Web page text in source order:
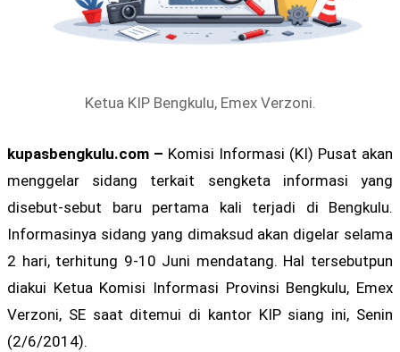
Ketua KIP Bengkulu, Emex Verzoni.
kupasbengkulu.com – Komisi Informasi (KI) Pusat akan
menggelar sidang terkait sengketa informasi yang
disebut-sebut baru pertama kali terjadi di Bengkulu.
Informasinya sidang yang dimaksud akan digelar selama
2 hari, terhitung 9-10 Juni mendatang. Hal tersebutpun
diakui Ketua Komisi Informasi Provinsi Bengkulu, Emex
Verzoni, SE saat ditemui di kantor KIP siang ini, Senin
(2/6/2014).